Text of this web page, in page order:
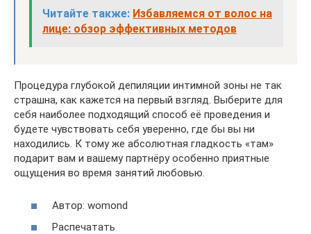
Читайте также: Избавляемся от волос на
лице: обзор эффективных методов
Процедура глубокой депиляции интимной зоны не так
страшна, как кажется на первый взгляд. Выберите для
себя наиболее подходящий способ её проведения и
будете чувствовать себя уверенно, где бы вы ни
находились. К тому же абсолютная гладкость «там»
подарит вам и вашему партнёру особенно приятные
ощущения во время занятий любовью.
Автор: womond
Распечатать